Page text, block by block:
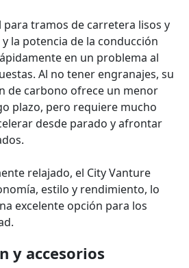
para tramos de carretera lisos y
la potencia de la conducción
en un problema al
Al no tener engranajes, su
de carbono ofrece un menor
plazo, pero requiere mucho
desde parado y afrontar
relajado, el City Vanture
estilo y rendimiento, lo
excelente opción para los
y accesorios